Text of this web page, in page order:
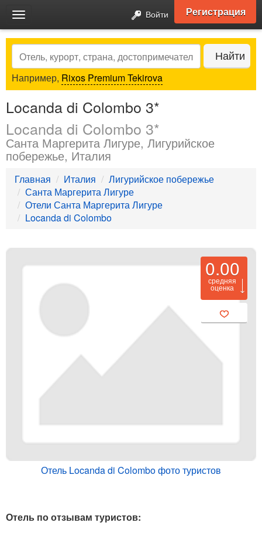
Toggle
navigation
Войти Регистрация
Search Найти
Например, Rixos Premium Tekirova
Locanda di Colombo 3*
Locanda di Colombo 3*
Санта Маргерита Лигуре, Лигурийское
побережье, Италия
Главная Италия
Лигурийское побережье
Санта Маргерита Лигуре
Отели Санта Маргерита Лигуре
Locanda di Colombo
0.00
средняя
оценка
Отель Locanda di Colombo фото туристов
Отель по отзывам туристов: